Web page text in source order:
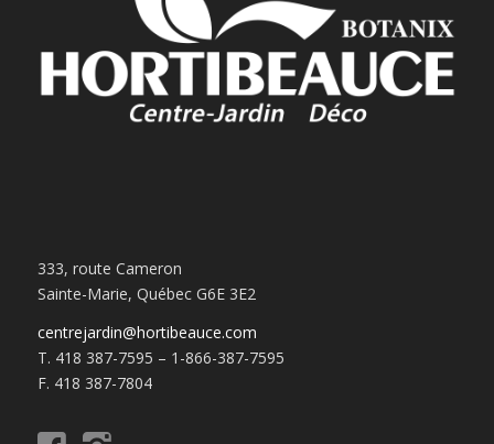
333, route Cameron
Sainte-Marie, Québec G6E 3E2
centrejardin@hortibeauce.com
T. 418 387-7595 – 1-866-387-7595
F. 418 387-7804